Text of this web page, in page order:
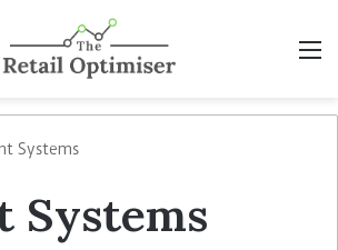
Systems
Systems